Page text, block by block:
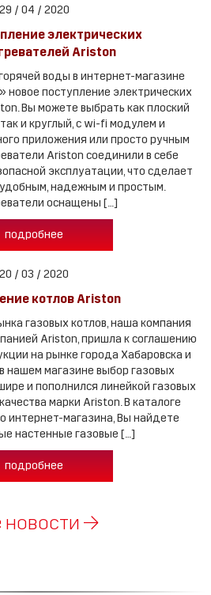
29 / 04 / 2020
электрических
Ariston
воды в интернет-магазине
поступление электрических
Вы можете выбрать как плоский
и круглый, с wi-fi модулем и
приложения или просто ручным
Ariston соединили в себе
эксплуатации, что сделает
надежным и простым.
оснащены […]
подробнее
20 / 03 / 2020
котлов Ariston
газовых котлов, наша компания
Ariston, пришла к соглашению
на рынке города Хабаровска и
нашем магазине выбор газовых
и пополнился линейкой газовых
марки Ariston. В каталоге
интернет-магазина, Вы найдете
настенные газовые […]
подробнее
новости →